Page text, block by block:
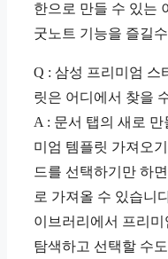
한으로 만들 수 있는
굿노트 기능을 즐길
Q : 삼성 프리미엄 스
릿은 어디에서 찾을
A : 문서 탭의 새로 만
미엄 템플릿 가져오
드를 선택하기만 하
로 가져올 수 있습니
이브러리에서 프리
탐색하고 선택할 수